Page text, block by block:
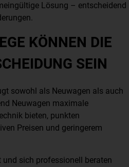
Lösung – entscheidend
KÖNNEN DIE
SEIN
sowohl als Neuwagen als auch
Neuwagen maximale
bieten, punkten
Preisen und geringerem
und sich professionell beraten